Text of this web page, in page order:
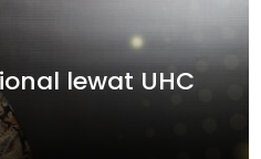
lewat UHC